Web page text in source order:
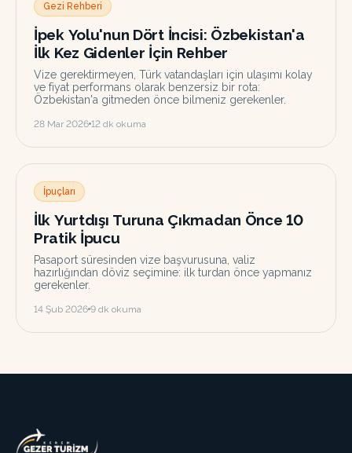
Gezi Rehberi
İpek Yolu'nun Dört İncisi: Özbekistan'a
İlk Kez Gidenler İçin Rehber
Vize gerektirmeyen, Türk vatandaşları için ulaşımı kolay
ve fiyat performans olarak benzersiz bir rota:
Özbekistan'a gitmeden önce bilmeniz gerekenler.
28 Mar 2026 12 dk okuma
İpuçları
İlk Yurtdışı Turuna Çıkmadan Önce 10
Pratik İpucu
Pasaport süresinden vize başvurusuna, valiz
hazırlığından döviz seçimine: ilk turdan önce yapmanız
gerekenler.
14 Şub 2026 9 dk okuma